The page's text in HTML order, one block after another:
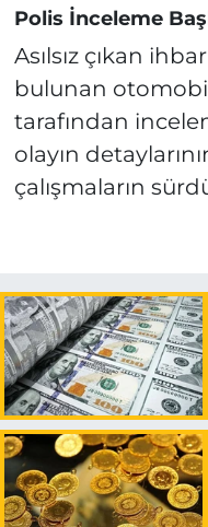
Polis İnceleme
Asılsız çıkan
bulunan
tarafından
olayın
çalışmaların